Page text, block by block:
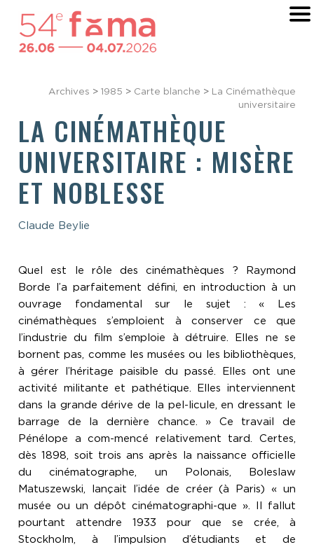
Archives > 1985 > Carte blanche > La Cinémathèque
universitaire
LA CINÉMATHÈQUE
UNIVERSITAIRE : MISÈRE
ET NOBLESSE
Claude Beylie
Quel est le rôle des cinémathèques ? Raymond
Borde l’a parfaitement défini, en introduction à un
ouvrage fondamental sur le sujet : « Les
cinémathèques s’emploient à conserver ce que
l’industrie du film s’emploie à détruire. Elles ne se
bornent pas, comme les musées ou les bibliothèques,
à gérer l’héritage paisible du passé. Elles ont une
activité militante et pathétique. Elles interviennent
dans la grande dérive de la pel-licule, en dressant le
barrage de la dernière chance. » Ce travail de
Pénélope a com-mencé relativement tard. Certes,
dès 1898, soit trois ans après la naissance officielle
du cinématographe, un Polonais, Boleslaw
Matuszewski, lançait l’idée de créer (à Paris) « un
musée ou un dépôt cinématographi-que ». Il fallut
pourtant attendre 1933 pour que se crée, à
Stockholm, à l’impulsion d’étudiants et de